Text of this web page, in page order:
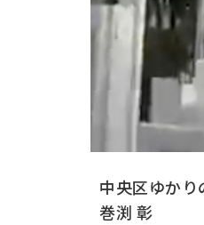
中央区ゆか
巻渕 彰